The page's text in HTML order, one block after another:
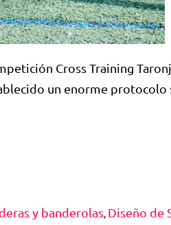
Cross Training
un enorme
y banderolas, Diseño de